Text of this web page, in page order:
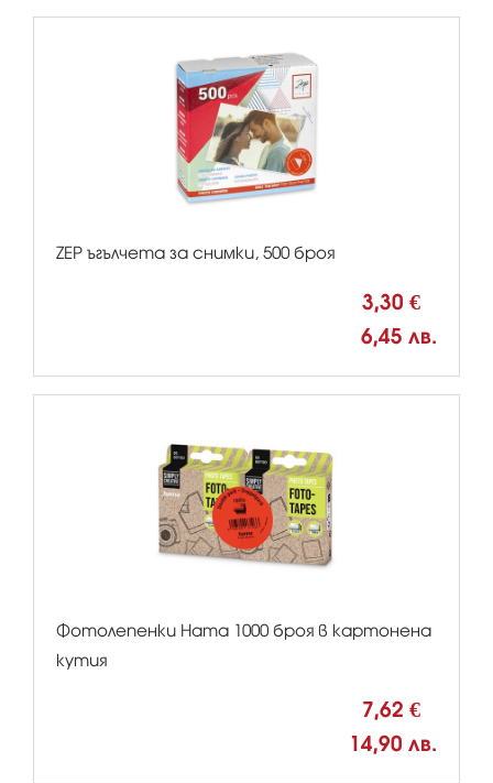
ZEP ъгълчета за снимки, 500 броя
3,30 €
6,45 лв.
Фотолепенки Hama 1000 броя в картонена
кутия
7,62 €
14,90 лв.